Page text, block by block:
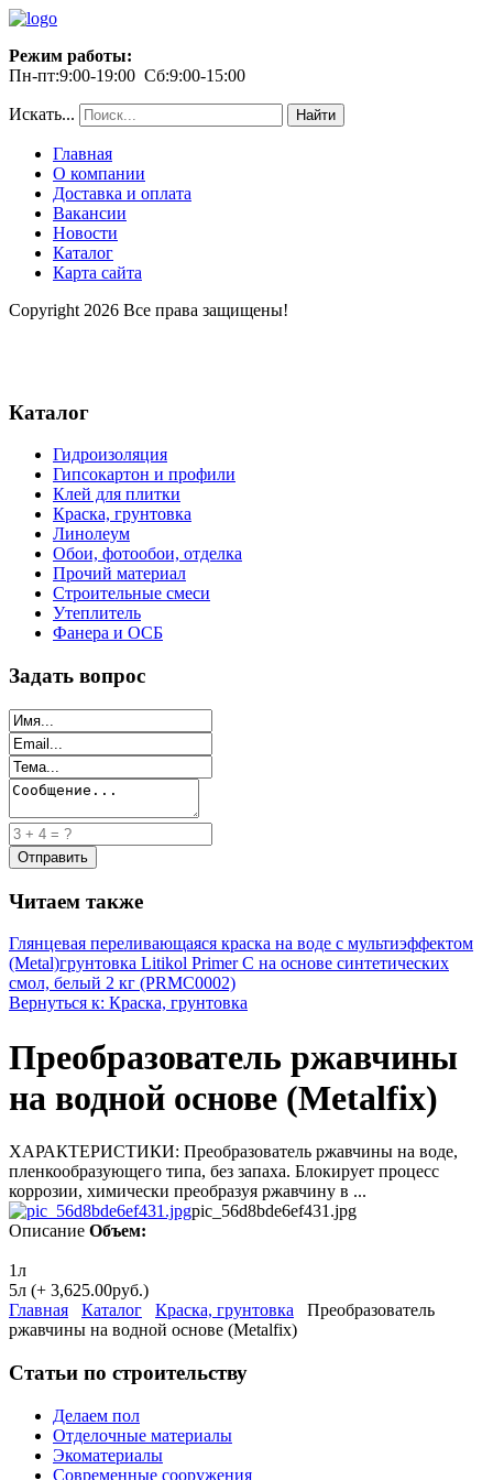
Режим работы:
Пн-пт:9:00-19:00 Сб:9:00-15:00
Искать... Найти
Главная
О компании
Доставка и оплата
Вакансии
Новости
Каталог
Карта сайта
Copyright 2026 Все права защищены!
Каталог
Гидроизоляция
Гипсокартон и профили
Клей для плитки
Краска, грунтовка
Линолеум
Обои, фотообои, отделка
Прочий материал
Строительные смеси
Утеплитель
Фанера и ОСБ
Задать вопрос
Читаем также
Глянцевая переливающаяся краска на воде с мультиэффектом
(Metal)грунтовка Litikol Primer C на основе синтетических
смол, белый 2 кг (PRMC0002)
Вернуться к: Краска, грунтовка
Преобразователь ржавчины
на водной основе (Metalfix)
ХАРАКТЕРИСТИКИ: Преобразователь ржавчины на воде,
пленкообразующего типа, без запаха. Блокирует процесс
коррозии, химически преобразуя ржавчину в ...
pic_56d8bde6ef431.jpg
Описание Объем:
1л
5л (+ 3,625.00руб.)
Главная
Каталог Краска, грунтовка
Преобразователь
ржавчины на водной основе (Metalfix)
Статьи по строительству
Делаем пол
Отделочные материалы
Экоматериалы
Современные сооружения